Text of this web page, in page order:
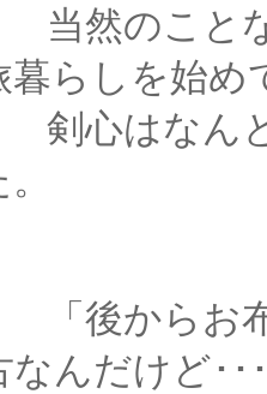
ながら、
暮らしを始
となくく
布団も持
んだけど･･